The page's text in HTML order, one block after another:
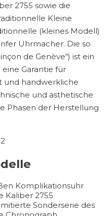
2755 sowie die
Kleine
(kleines Modell)
Uhrmacher. Die so
de Genève“) ist ein
Garantie für
und handwerkliche
und ästhetische
Phasen der Herstellung
Komplikationsuhr
Kaliber 2755
Sonderserie des